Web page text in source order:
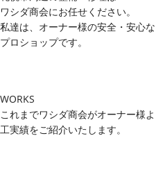
ワシダ商会にお任せください。
私達は、オーナー様の安全・安心
プロショップです。
WORKS
これまでワシダ商会がオーナー様
工実績をご紹介いたします。